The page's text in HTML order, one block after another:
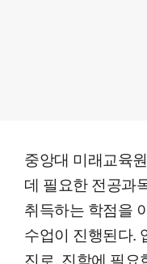
중앙대 미래교육
데 필요한 전공과
취득하는 학점을
수업이 진행된다.
진로, 진학에 필요